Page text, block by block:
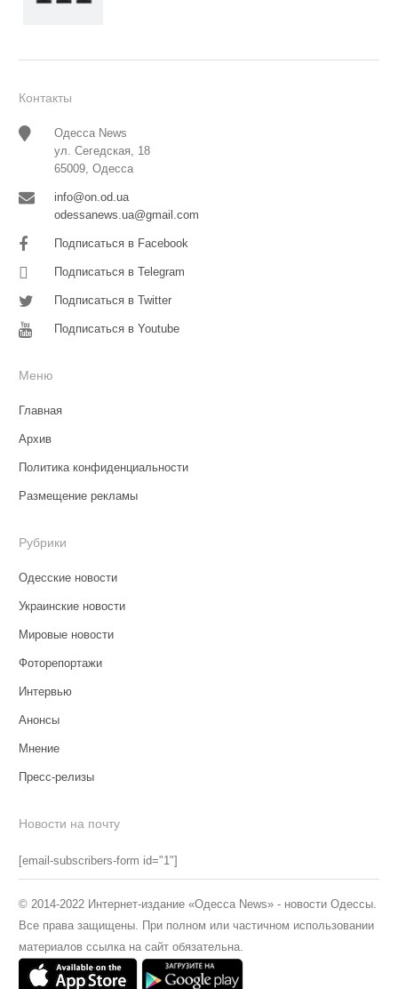
Контакты
Одесса News
ул. Сегедская, 18
65009, Одесса
info@on.od.ua
odessanews.ua@gmail.com
Подписаться в Facebook
Подписаться в Telegram
Подписаться в Twitter
Подписаться в Youtube
Меню
Главная
Архив
Политика конфиденциальности
Размещение рекламы
Рубрики
Одесские новости
Украинские новости
Мировые новости
Фоторепортажи
Интервью
Анонсы
Мнение
Пресс-релизы
Новости на почту
[email-subscribers-form id="1"]
© 2014-2022 Интернет-издание «Одесса News» - новости Одессы.
Все права защищены. При полном или частичном использовании
материалов ссылка на сайт обязательна.